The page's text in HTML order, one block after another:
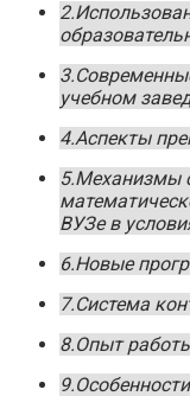
учебном
4.Аспекты
5.Механизмы
ВУЗе в
6.Новые
7.Система
8.Опыт